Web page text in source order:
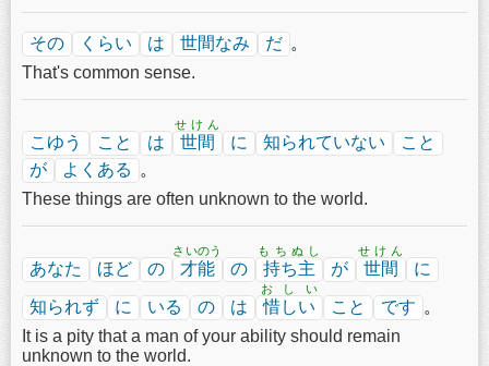
その くらい は 世間なみ だ 。
That's common sense.
こゆう こと は 世間
せけん
に 知られていない
こと
が
よくある
。
These things are often unknown to the world.
あなた ほど の 才能
さいのう
の 持ち主
もちぬし
が 世間
せけん
に
知られず に いる の は 惜しい
おしい
こと です 。
It is a pity that a man of your ability should remain
unknown to the world.